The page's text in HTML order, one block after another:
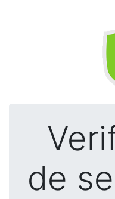
de